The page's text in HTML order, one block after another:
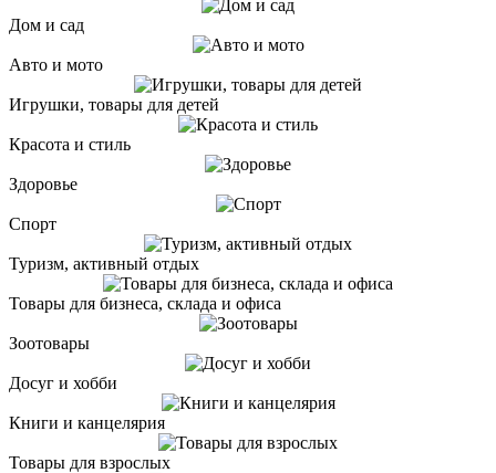
Дом и сад
Авто и мото
Игрушки, товары для детей
Красота и стиль
Здоровье
Спорт
Туризм, активный отдых
Товары для бизнеса, склада и офиса
Зоотовары
Досуг и хобби
Книги и канцелярия
Товары для взрослых